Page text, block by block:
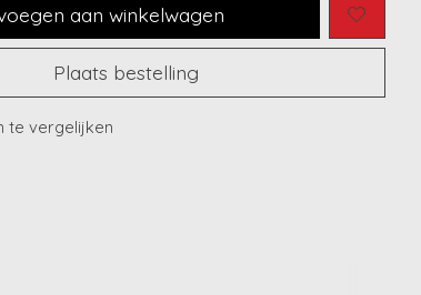
aan winkelwagen
Plaats bestelling
te vergelijken